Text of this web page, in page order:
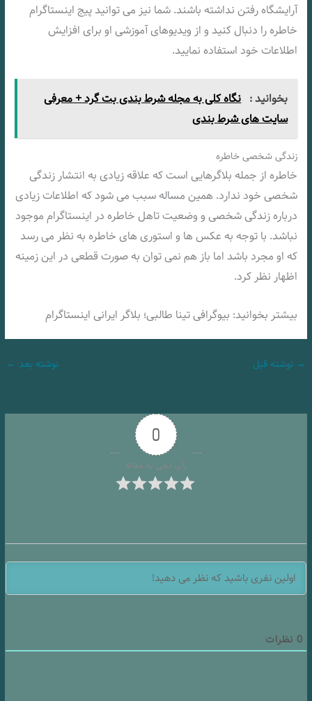
آرایشگاه رفتن نداشته باشند. شما نیز می توانید پیج اینستاگرام
خاطره را دنبال کنید و از ویدیوهای آموزشی او برای افزایش
اطلاعات خود استفاده نمایید.
بخوانید : نگاه کلی به مجله شرط بندی بت گرد + معرفی
سایت های شرط بندی
زندگی شخصی خاطره
خاطره از جمله بلاگرهایی است که علاقه زیادی به انتشار زندگی
شخصی خود ندارد. همین مساله سبب می شود که اطلاعات زیادی
درباره زندگی شخصی و وضعیت تاهل خاطره در اینستاگرام موجود
نباشد. با توجه به عکس ها و استوری های خاطره به نظر می رسد
که او مجرد باشد اما باز هم نمی توان به صورت قطعی در این زمینه
اظهار نظر کرد.
بیشتر بخوانید: بیوگرافی تینا طالبی؛ بلاگر ایرانی اینستاگرام
→ نوشته قبل نوشته بعد ←
0
رأی دهی به مقاله
0 نظرات